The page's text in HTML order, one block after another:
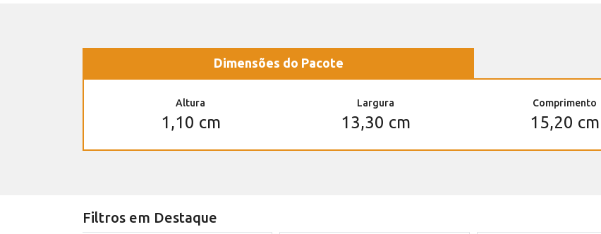
Dimensões do Pacote
Altura
1,10 cm
Largura
13,30 cm
Comprimento
15,20 cm
Filtros em Destaque